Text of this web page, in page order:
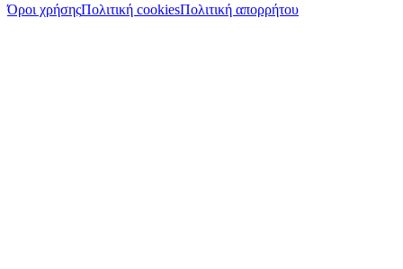
Όροι χρήσηςΠολιτική cookiesΠολιτική απορρήτου